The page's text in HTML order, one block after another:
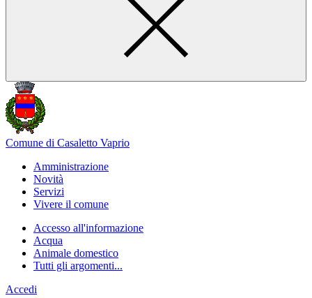
Comune di Casaletto Vaprio
Amministrazione
Novità
Servizi
Vivere il comune
Accesso all'informazione
Acqua
Animale domestico
Tutti gli argomenti...
Accedi